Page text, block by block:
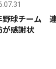
野球チーム
が感謝状